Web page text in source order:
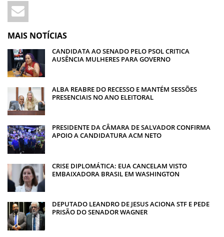
MAIS NOTÍCIAS
CANDIDATA AO SENADO PELO PSOL CRITICA
AUSÊNCIA MULHERES PARA GOVERNO
ALBA REABRE DO RECESSO E MANTÉM SESSÕES
PRESENCIAIS NO ANO ELEITORAL
PRESIDENTE DA CÂMARA DE SALVADOR CONFIRMA
APOIO A CANDIDATURA ACM NETO
CRISE DIPLOMÁTICA: EUA CANCELAM VISTO
EMBAIXADORA BRASIL EM WASHINGTON
DEPUTADO LEANDRO DE JESUS ACIONA STF E PEDE
PRISÃO DO SENADOR WAGNER